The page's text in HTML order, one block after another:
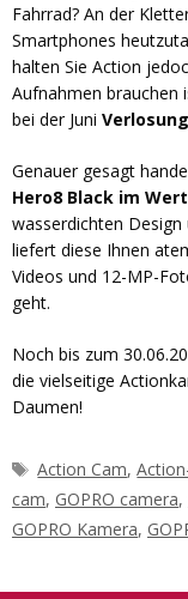
Fahrrad? An der
Smartphones
halten Sie Action
Aufnahmen brauchen
bei der Juni Verlosung
Genauer gesagt
Hero8 Black im
wasserdichten Design
liefert diese Ihnen
Videos und 12-MP-
geht.
Noch bis zum
die vielseitige
Daumen!
Schlagwörter
Action Cam,
cam, GOPRO camera,
GOPRO Kamera,